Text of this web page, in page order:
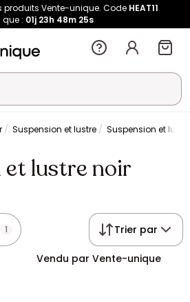
produits Vente-unique. Code HEAT11
que : 01j 23h 48m 24s
Suspension et lustre Suspension et
et lustre noir
1 Trier par
Vendu par Vente-unique